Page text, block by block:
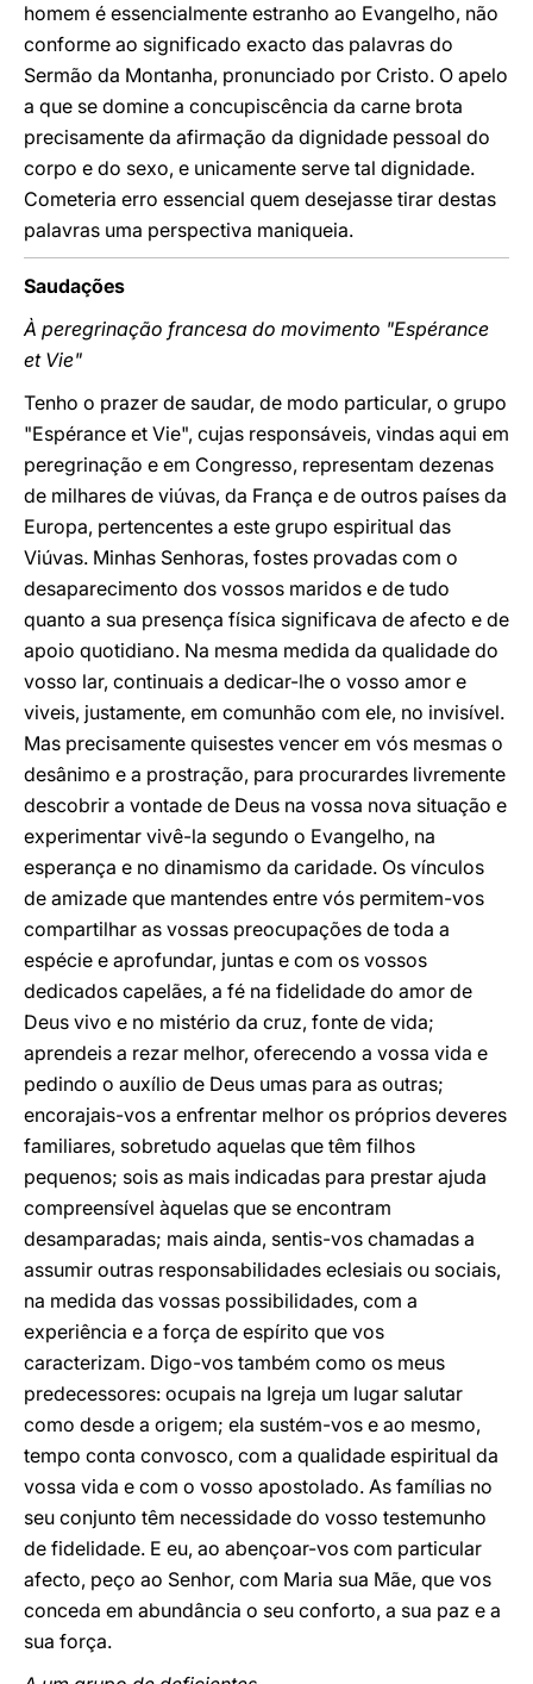
homem é essencialmente estranho ao Evangelho, não
conforme ao significado exacto das palavras do
Sermão da Montanha, pronunciado por Cristo. O apelo
a que se domine a concupiscência da carne brota
precisamente da afirmação da dignidade pessoal do
corpo e do sexo, e unicamente serve tal dignidade.
Cometeria erro essencial quem desejasse tirar destas
palavras uma perspectiva maniqueia.
Saudações
À peregrinação francesa do movimento "Espérance
et Vie"
Tenho o prazer de saudar, de modo particular, o grupo
"Espérance et Vie", cujas responsáveis, vindas aqui em
peregrinação e em Congresso, representam dezenas
de milhares de viúvas, da França e de outros países da
Europa, pertencentes a este grupo espiritual das
Viúvas. Minhas Senhoras, fostes provadas com o
desaparecimento dos vossos maridos e de tudo
quanto a sua presença física significava de afecto e de
apoio quotidiano. Na mesma medida da qualidade do
vosso lar, continuais a dedicar-lhe o vosso amor e
viveis, justamente, em comunhão com ele, no invisível.
Mas precisamente quisestes vencer em vós mesmas o
desânimo e a prostração, para procurardes livremente
descobrir a vontade de Deus na vossa nova situação e
experimentar vivê-la segundo o Evangelho, na
esperança e no dinamismo da caridade. Os vínculos
de amizade que mantendes entre vós permitem-vos
compartilhar as vossas preocupações de toda a
espécie e aprofundar, juntas e com os vossos
dedicados capelães, a fé na fidelidade do amor de
Deus vivo e no mistério da cruz, fonte de vida;
aprendeis a rezar melhor, oferecendo a vossa vida e
pedindo o auxílio de Deus umas para as outras;
encorajais-vos a enfrentar melhor os próprios deveres
familiares, sobretudo aquelas que têm filhos
pequenos; sois as mais indicadas para prestar ajuda
compreensível àquelas que se encontram
desamparadas; mais ainda, sentis-vos chamadas a
assumir outras responsabilidades eclesiais ou sociais,
na medida das vossas possibilidades, com a
experiência e a força de espírito que vos
caracterizam. Digo-vos também como os meus
predecessores: ocupais na Igreja um lugar salutar
como desde a origem; ela sustém-vos e ao mesmo,
tempo conta convosco, com a qualidade espiritual da
vossa vida e com o vosso apostolado. As famílias no
seu conjunto têm necessidade do vosso testemunho
de fidelidade. E eu, ao abençoar-vos com particular
afecto, peço ao Senhor, com Maria sua Mãe, que vos
conceda em abundância o seu conforto, a sua paz e a
sua força.